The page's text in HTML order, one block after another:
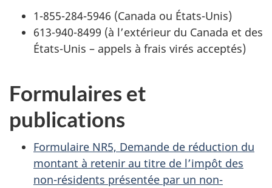
1-855-284-5946 (Canada ou États-Unis)
613-940-8499 (à l’extérieur du Canada et des
États-Unis – appels à frais virés acceptés)
Formulaires et
publications
Formulaire NR5, Demande de réduction du
montant à retenir au titre de l’impôt des
non-résidents présentée par un non-